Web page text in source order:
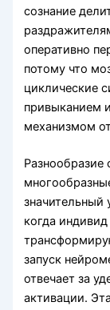
сознание
оперативно
потому что
циклические
привыканием
механизмом
Разнообразие
значительный
когда
запуск
отвечает за
активации.